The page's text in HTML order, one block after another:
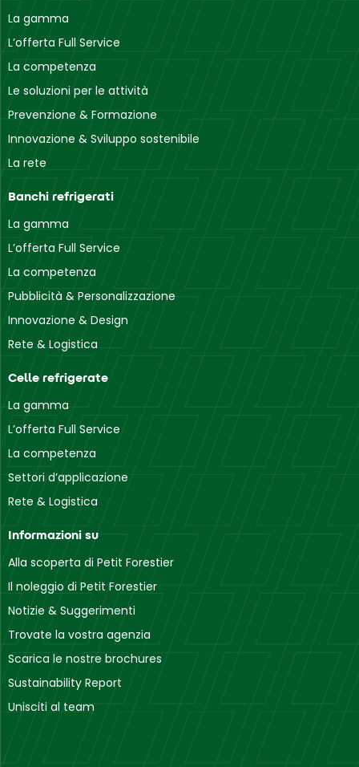
La gamma
L’offerta Full Service
La competenza
Le soluzioni per le attività
Prevenzione & Formazione
Innovazione & Sviluppo sostenibile
La rete
Banchi refrigerati
La gamma
L’offerta Full Service
La competenza
Pubblicità & Personalizzazione
Innovazione & Design
Rete & Logistica
Celle refrigerate
La gamma
L’offerta Full Service
La competenza
Settori d’applicazione
Rete & Logistica
Informazioni su
Alla scoperta di Petit Forestier
Il noleggio di Petit Forestier
Notizie & Suggerimenti
Trovate la vostra agenzia
Scarica le nostre brochures
Sustainability Report
Unisciti al team